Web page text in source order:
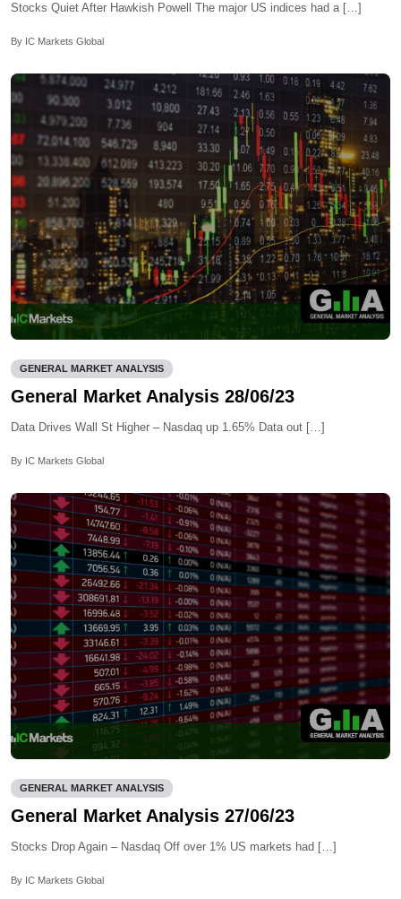
Stocks Quiet After Hawkish Powell The major US indices had a […]
By IC Markets Global
GENERAL MARKET ANALYSIS
General Market Analysis 28/06/23
Data Drives Wall St Higher – Nasdaq up 1.65% Data out […]
By IC Markets Global
GENERAL MARKET ANALYSIS
General Market Analysis 27/06/23
Stocks Drop Again – Nasdaq Off over 1% US markets had […]
By IC Markets Global